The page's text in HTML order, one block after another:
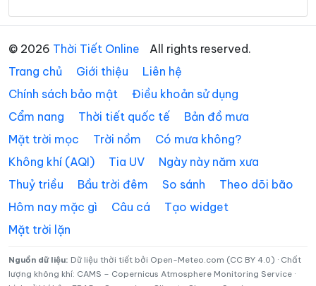
12:00 28°/32° Mây đen u ám
13:00 28° /32°
14:00 28°/ 33° Mây đen u ám
15:00 28° 33° Mây đen u ám
16:00 28° 32° Mưa rào nhẹ
27°/ 32° Dông
Xã Kim Bon
Xã Long Hẹ Xã Lóng Phiêng
Xã Lóng Sập Xã Mai Sơn
Xã Muổi Nọi Xã Mường Bám
Xã Mường Chanh Xã Mường Chiên
Xã Mường Cơi
Xã Mường Giôn Xã Mường Hung
© 2026 Thời Tiết Online
All rights reserved.
Trang chủ
Giới thiệu
Liên hệ
Chính sách bảo mật
Điều khoản sử dụng
Cẩm nang
Thời tiết quốc tế
Bản đồ mưa
Mặt trời mọc
Trời nồm
Có mưa không?
Không khí (AQI)
Tia UV
Ngày này năm xưa
Thuỷ triều
Bầu trời đêm So sánh
Theo dõi bão
Hôm nay mặc gì
Câu cá
Tạo widget
Mặt trời lặn
Nguồn dữ liệu: Dữ liệu thời tiết bởi Open-Meteo.com (CC BY 4.0) · Chất
lượng không khí: CAMS – Copernicus Atmosphere Monitoring Service ·